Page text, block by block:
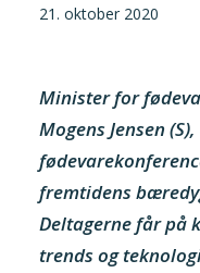
21. oktober 2020
Minister for
Mogens Jensen
fremtidens
Deltagerne får på
trends og